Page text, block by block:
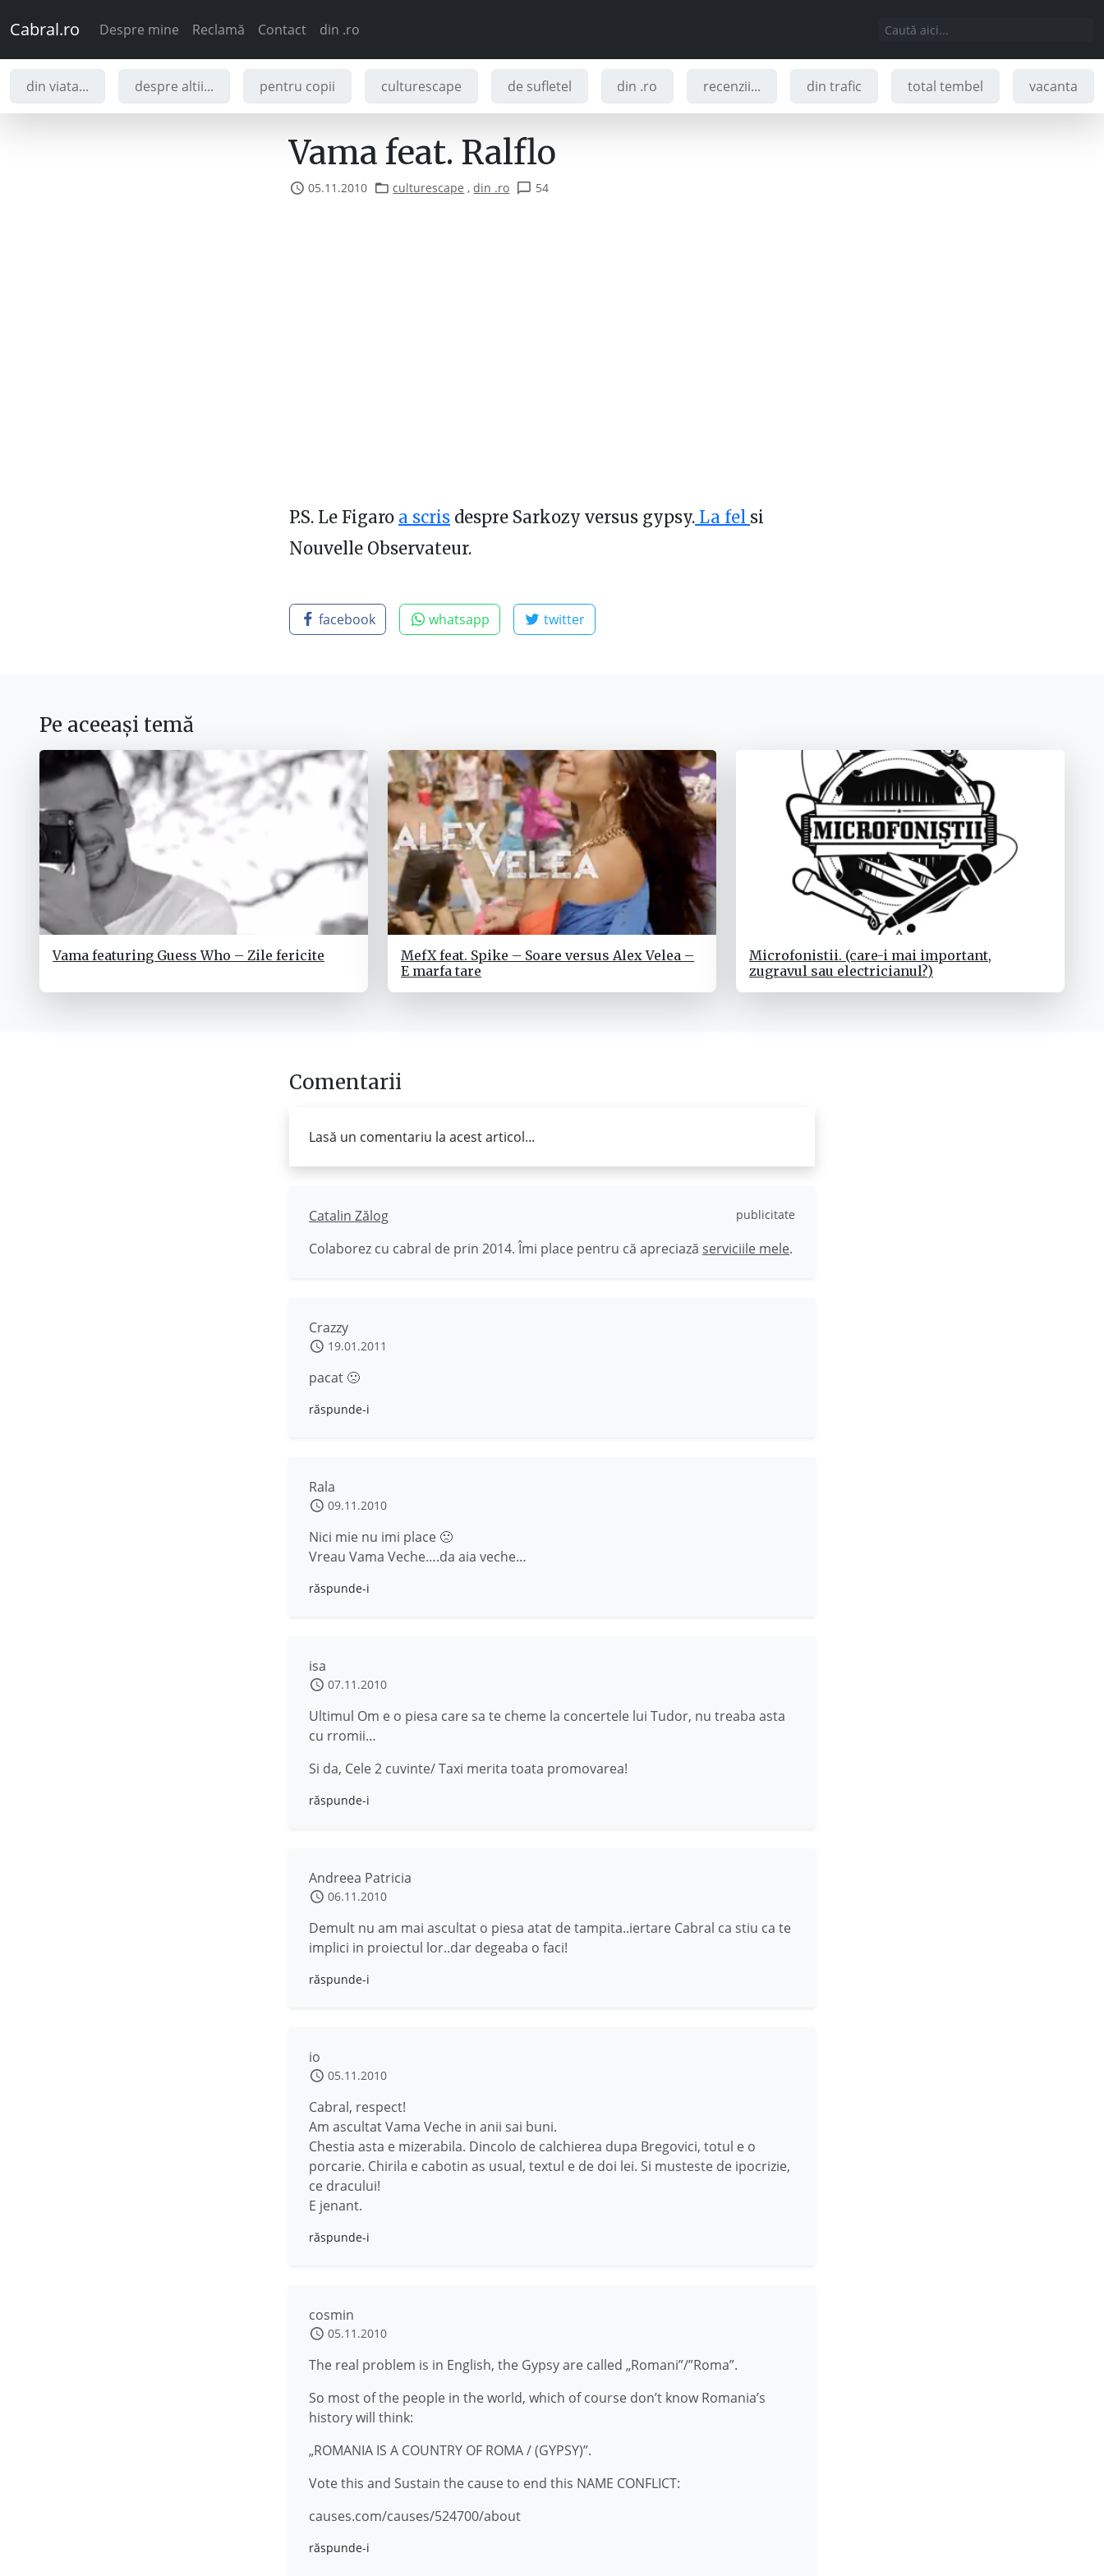
Cabral.ro Despre mine Reclamă Contact din .ro
din viata... despre altii... pentru copii culturescape de sufletel din .ro recenzii... din trafic total tembel vacanta
Vama feat. Ralflo
05.11.2010 culturescape ,din .ro 54
P.S. Le Figaro a scris despre Sarkozy versus gypsy. La fel si
Nouvelle Observateur.
facebook whatsapp twitter
Pe aceeași temă
Vama featuring Guess Who – Zile fericite
MefX feat. Spike – Soare versus Alex Velea –
E marfa tare
Microfonistii. (care-i mai important,
zugravul sau electricianul?)
Comentarii
Lasă un comentariu la acest articol...
Catalin Zălog publicitate
Colaborez cu cabral de prin 2014. Îmi place pentru că apreciază serviciile mele.
Crazzy
19.01.2011
pacat 🙁
răspunde-i
Rala
09.11.2010
Nici mie nu imi place 🙁
Vreau Vama Veche….da aia veche…
răspunde-i
isa
07.11.2010
Ultimul Om e o piesa care sa te cheme la concertele lui Tudor, nu treaba asta
cu rromii…
Si da, Cele 2 cuvinte/ Taxi merita toata promovarea!
răspunde-i
Andreea Patricia
06.11.2010
Demult nu am mai ascultat o piesa atat de tampita..iertare Cabral ca stiu ca te
implici in proiectul lor..dar degeaba o faci!
răspunde-i
io
05.11.2010
Cabral, respect!
Am ascultat Vama Veche in anii sai buni.
Chestia asta e mizerabila. Dincolo de calchierea dupa Bregovici, totul e o
porcarie. Chirila e cabotin as usual, textul e de doi lei. Si musteste de ipocrizie,
ce dracului!
E jenant.
răspunde-i
cosmin
05.11.2010
The real problem is in English, the Gypsy are called „Romani”/”Roma”.
So most of the people in the world, which of course don’t know Romania’s
history will think:
„ROMANIA IS A COUNTRY OF ROMA / (GYPSY)”.
Vote this and Sustain the cause to end this NAME CONFLICT:
causes.com/causes/524700/about
răspunde-i